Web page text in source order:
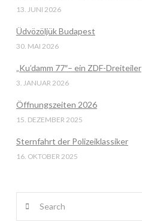
13. JUNI 2026
Üdvözöljük Budapest
30. MAI 2026
„Ku’damm 77″– ein ZDF-Dreiteiler
3. JANUAR 2026
Öffnungszeiten 2026
15. DEZEMBER 2025
Sternfahrt der Polizeiklassiker
16. OKTOBER 2025